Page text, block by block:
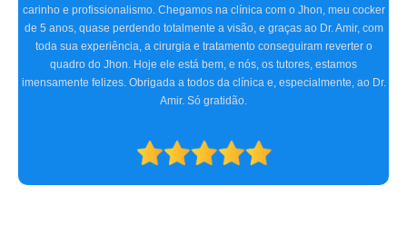
carinho e profissionalismo. Chegamos na clínica com o Jhon, meu cocker
de 5 anos, quase perdendo totalmente a visão, e graças ao Dr. Amir, com
toda sua experiência, a cirurgia e tratamento conseguiram reverter o
quadro do Jhon. Hoje ele está bem, e nós, os tutores, estamos
imensamente felizes. Obrigada a todos da clínica e, especialmente, ao Dr.
Amir. Só gratidão.